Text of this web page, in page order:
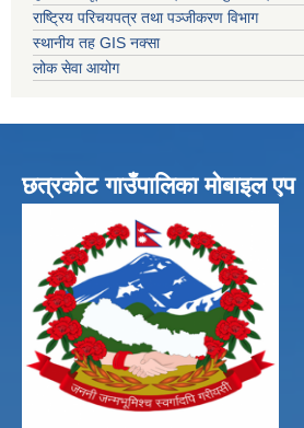
राष्ट्रिय परिचयपत्र तथा पञ्जीकरण विभाग
स्थानीय तह GIS नक्सा
लोक सेवा आयोग
छत्रकोट गाउँपालिका मोबाइल एप